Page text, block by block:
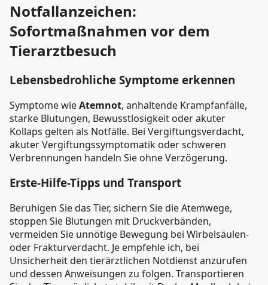
Notfallanzeichen:
Sofortmaßnahmen vor dem
Tierarztbesuch
Lebensbedrohliche Symptome erkennen
Symptome wieAtemnot, anhaltende Krampfanfälle,
starke Blutungen, Bewusstlosigkeit oder akuter
Kollaps gelten als Notfälle. Bei Vergiftungsverdacht,
akuter Vergiftungssymptomatik oder schweren
Verbrennungen handeln Sie ohne Verzögerung.
Erste-Hilfe-Tipps und Transport
Beruhigen Sie das Tier, sichern Sie die Atemwege,
stoppen Sie Blutungen mit Druckverbänden,
vermeiden Sie unnötige Bewegung bei Wirbelsäulen-
oder Frakturverdacht. Je empfehle ich, bei
Unsicherheit den tierärztlichen Notdienst anzurufen
und dessen Anweisungen zu folgen. Transportieren